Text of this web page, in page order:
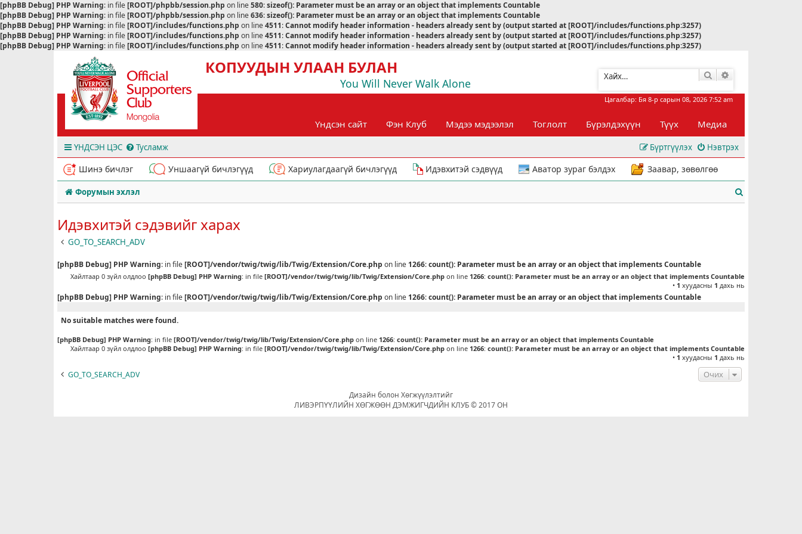
[phpBB Debug] PHP Warning: in file[ROOT]/phpbb/session.php on line580:sizeof(): Parameter must be an array or an object that implements Countable
[phpBB Debug] PHP Warning: in file[ROOT]/phpbb/session.php on line636:sizeof(): Parameter must be an array or an object that implements Countable
[phpBB Debug] PHP Warning: in file[ROOT]/includes/functions.php on line4511:Cannot modify header information - headers already sent by (output started at [ROOT]/includes/functions.php:3257)
[phpBB Debug] PHP Warning: in file[ROOT]/includes/functions.php on line4511:Cannot modify header information - headers already sent by (output started at [ROOT]/includes/functions.php:3257)
[phpBB Debug] PHP Warning: in file[ROOT]/includes/functions.php on line4511:Cannot modify header information - headers already sent by (output started at [ROOT]/includes/functions.php:3257)
КОПУУДЫН УЛААН БУЛАН
You Will Never Walk Alone
Хайлт
Цагалбар: Бя 8-р сарын 08, 2026 7:52 am
Үндсэн сайт Фэн Клуб Мэдээ мэдээлэл Тоглолт Бүрэлдэхүүн Түүх Медиа
ҮНДСЭН ЦЭС Тусламж Нэвтрэх
Бүртгүүлэх
Шинэ бичлэг Уншаагүй бичлэгүүд Хариулагдаагүй бичлэгүүд Идэвхитэй сэдвүүд Аватор зураг бэлдэх Заавар, зөвөлгөө
Форумын эхлэл
Идэвхитэй сэдэвийг харах
GO_TO_SEARCH_ADV
[phpBB Debug] PHP Warning: in file[ROOT]/vendor/twig/twig/lib/Twig/Extension/Core.php on line 1266:count(): Parameter must be an array or an object that implements Countable
Хайлтаар 0 зүйл олдлоо [phpBB Debug] PHP Warning: in file [ROOT]/vendor/twig/twig/lib/Twig/Extension/Core.php on line 1266: count(): Parameter must be an array or an object that implements Countable
• 1 хуудасны 1 дахь нь
[phpBB Debug] PHP Warning: in file[ROOT]/vendor/twig/twig/lib/Twig/Extension/Core.php on line 1266:count(): Parameter must be an array or an object that implements Countable
No suitable matches were found.
[phpBB Debug] PHP Warning: in file [ROOT]/vendor/twig/twig/lib/Twig/Extension/Core.php on line 1266: count(): Parameter must be an array or an object that implements Countable
Хайлтаар 0 зүйл олдлоо [phpBB Debug] PHP Warning: in file [ROOT]/vendor/twig/twig/lib/Twig/Extension/Core.php on line 1266: count(): Parameter must be an array or an object that implements Countable
• 1 хуудасны 1 дахь нь
GO_TO_SEARCH_ADV Очих
Дизайн болон Хөгжүүлэлтийг
ЛИВЭРПҮҮЛИЙН ХӨГЖӨӨН ДЭМЖИГЧДИЙН КЛУБ © 2017 ОН